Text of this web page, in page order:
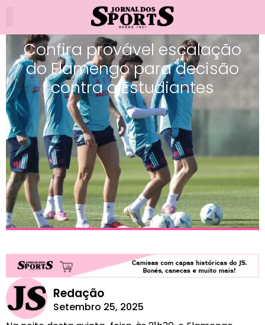
Confira provável escalação
do Flamengo para decisão
contra o Estudiantes
Redação
Setembro 25, 2025